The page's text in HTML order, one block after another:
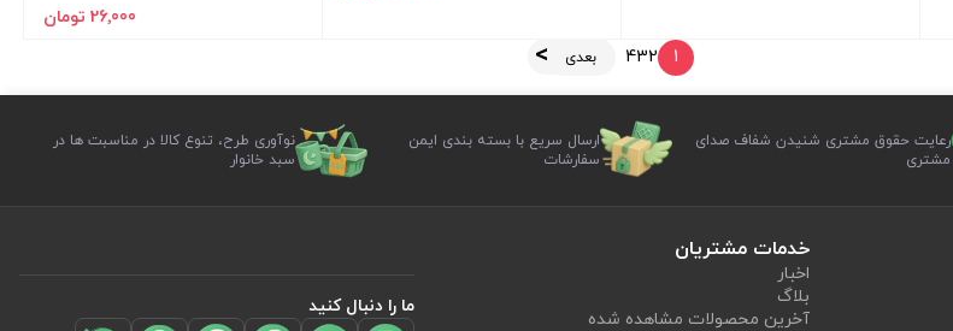
26٬000 تومان
1
2
3
4 بعدی
رعایت حقوق مشتری شنیدن شفاف صدای
مشتری
ارسال سریع با بسته بندی ایمن
سفارشات
نوآوری طرح، تنوع کالا در مناسبت ها در
سبد خانوار
خدمات مشتریان
اخبار
بلاگ
آخرین محصولات مشاهده شده
ما را دنبال کنید